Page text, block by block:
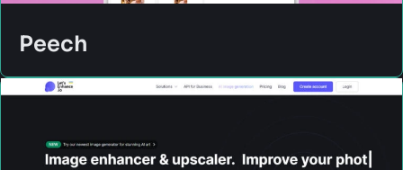
Peech